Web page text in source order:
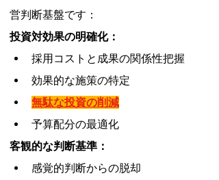
営判断基盤です：
投資対効果の明確化：
採用コストと成果の関係性把握
効果的な施策の特定
無駄な投資の削減
予算配分の最適化
客観的な判断基準：
感覚的判断からの脱却